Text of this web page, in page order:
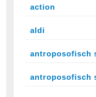
action
aldi
antroposofisch
antroposofisch